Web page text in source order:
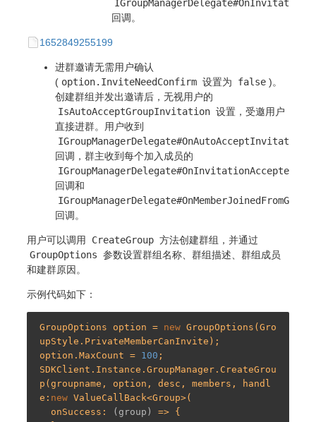
回调。
1652849255199
进群邀请无需用户确认
( option.InviteNeedConfirm 设置为 false )。
创建群组并发出邀请后，无视用户的
IsAutoAcceptGroupInvitation 设置，受邀用户
直接进群。用户收到
回调，群主收到每个加入成员的
回调和
IGroupManagerDelegate#OnMemberJoinedFromGroup
回调。
用户可以调用 CreateGroup 方法创建群组，并通过
GroupOptions 参数设置群组名称、群组描述、群组成员
和建群原因。
示例代码如下：
GroupOptions option = new GroupOptions(Gro
upStyle.PrivateMemberCanInvite);
option.MaxCount = 100 ;
SDKClient.Instance.GroupManager.CreateGrou
p(groupname, option, desc, members, handl
e: new ValueCallBack<Group>(
  onSuccess:
(group) => {